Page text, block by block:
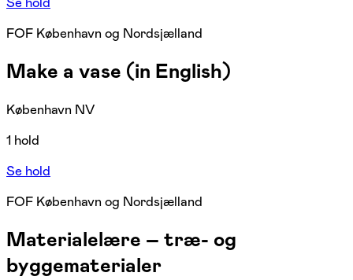
FOF København og Nordsjælland
Make a vase (in English)
København NV
1 hold
Se hold
FOF København og Nordsjælland
Materialelære – træ- og
byggematerialer